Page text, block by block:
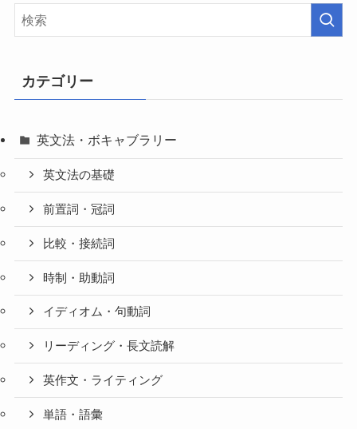
カテゴリー
英文法・ボキャブラリー
英文法の基礎
前置詞・冠詞
比較・接続詞
時制・助動詞
イディオム・句動詞
リーディング・長文読解
英作文・ライティング
単語・語彙